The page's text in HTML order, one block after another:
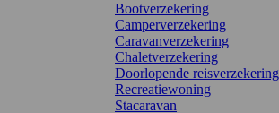
Bootverzekering
Camperverzekering
Caravanverzekering
Chaletverzekering
Doorlopende reisverzekering
Recreatiewoning
Stacaravan